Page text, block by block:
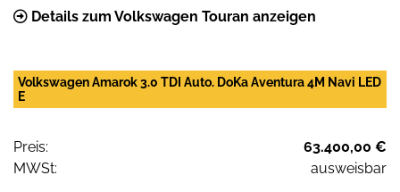
Details zum Volkswagen Touran anzeigen
Volkswagen Amarok 3.0 TDI Auto. DoKa Aventura 4M Navi LED
E
Preis:
63.400,00 €
MWSt:
ausweisbar